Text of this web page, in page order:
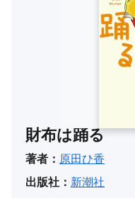
財布は踊る
著者： 原田ひ香
出版社： 新潮社